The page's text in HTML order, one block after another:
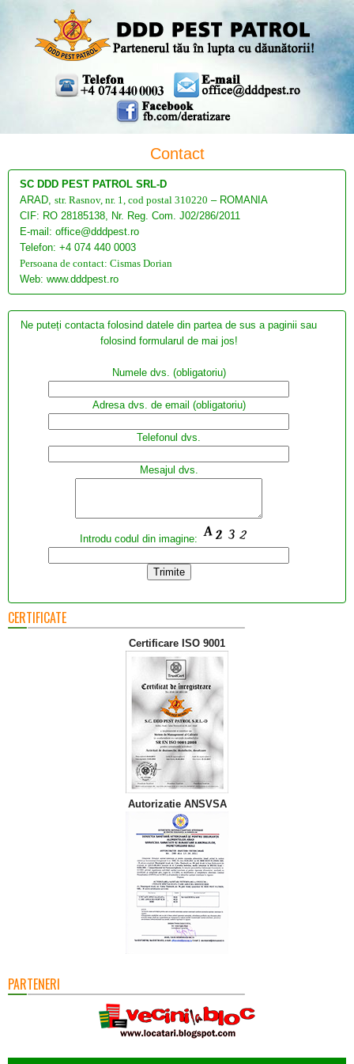
Contact
SC DDD PEST PATROL SRL-D
ARAD, str. Rasnov, nr. 1, cod postal 310220 – ROMANIA
CIF: RO 28185138, Nr. Reg. Com. J02/286/2011
E-mail: office@dddpest.ro
Telefon: +4 074 440 0003
Persoana de contact: Cismas Dorian
Web: www.dddpest.ro
Ne puteți contacta folosind datele din partea de sus a paginii sau
folosind formularul de mai jos!
Numele dvs. (obligatoriu)
Adresa dvs. de email (obligatoriu)
Telefonul dvs.
Mesajul dvs.
Introdu codul din imagine:
CERTIFICATE
Certificare ISO 9001
Autorizatie ANSVSA
PARTENERI